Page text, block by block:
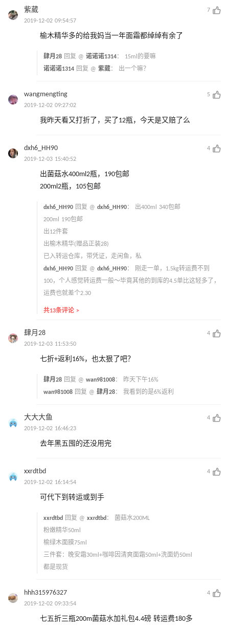
紫葳
7
2019-12-02 09:54:57
榆木精华多的给我妈当一年面霜都绰绰有余了
肆月28 回复 @ 诺诺诺1314： 15ml的要嘛
诺诺诺1314 回复 @ 紫葳： 出一个嘛？
wangmengting
5
2019-12-02 09:27:02
我昨天看又打折了，买了12瓶，今天是又赔了么
dxh6_HH90
4
2019-12-03 15:40:52
出菌菇水400ml2瓶，190包邮
200ml2瓶，105包邮
dxh6_HH90 回复 @ dxh6_HH90： 出400ml 340包邮
200ml 190包邮
出12件套
出榆木精华(赠品正装28)
已入转运仓库，带凭证，走闲鱼，私
dxh6_HH90 回复 @ dxh6_HH90：
刚走一单，1.5kg转运费不到
100，个人感觉转运费一般～毕竟其他的到库的4.5单比这轻多了，
运费也就差个2.30
共13条评论 >
肆月28
4
2019-12-03 11:53:50
七折+返利16%，也太狠了吧？
肆月28 回复 @ wan981008： 昨天下午16%
wan981008 回复 @ 肆月28： 我看到的是6%返利
大大大鱼
4
2019-12-02 16:46:23
去年黑五囤的还没用完
xxrdtbd
4
2019-12-02 16:14:54
可代下到转运或到手
xxrdtbd 回复 @ xxrdtbd：
菌菇水200ML
粉嫩精华50ml
榆绿木面膜75ml
三件套：晚安霜30ml+咖啡因清爽面霜50ml+洗面奶50ml
都是现货
hhh315976327
4
2019-12-02 09:33:54
七五折三瓶200m菌菇水加礼包4.4磅 转运费180多